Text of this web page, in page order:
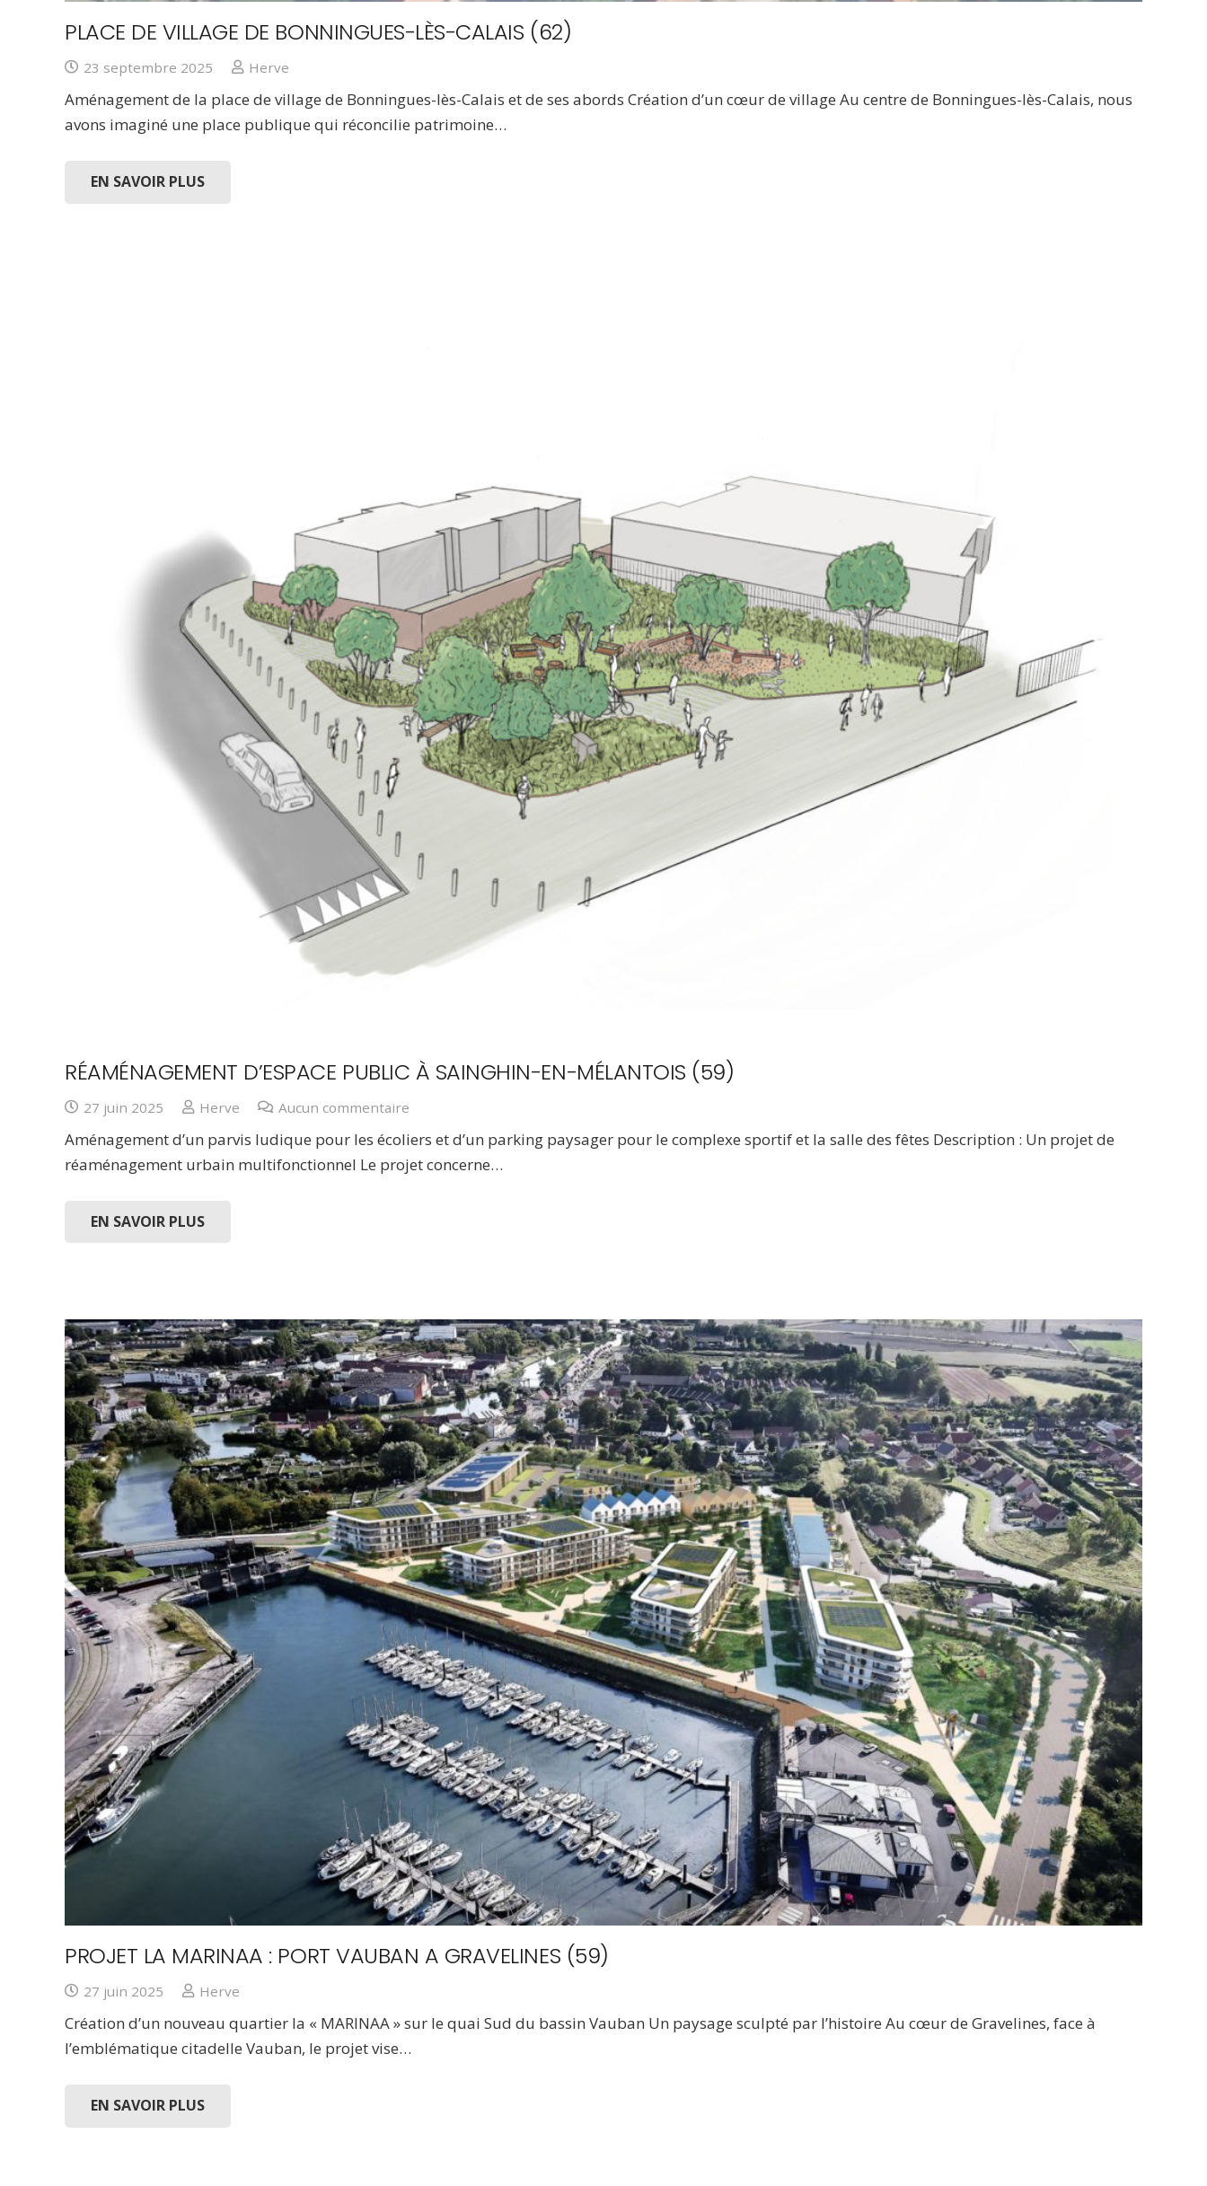
PLACE DE VILLAGE DE BONNINGUES-LÈS-CALAIS (62)
23 septembre 2025 Herve
Aménagement de la place de village de Bonningues-lès-Calais et de ses abords Création d’un cœur de village Au centre de Bonningues-lès-Calais, nous
avons imaginé une place publique qui réconcilie patrimoine…
EN SAVOIR PLUS
RÉAMÉNAGEMENT D’ESPACE PUBLIC À SAINGHIN-EN-MÉLANTOIS (59)
27 juin 2025 Herve Aucun commentaire
Aménagement d’un parvis ludique pour les écoliers et d’un parking paysager pour le complexe sportif et la salle des fêtes Description : Un projet de
réaménagement urbain multifonctionnel Le projet concerne…
EN SAVOIR PLUS
PROJET LA MARINAA : PORT VAUBAN A GRAVELINES (59)
27 juin 2025 Herve
Création d’un nouveau quartier la « MARINAA » sur le quai Sud du bassin Vauban Un paysage sculpté par l’histoire Au cœur de Gravelines, face à
l’emblématique citadelle Vauban, le projet vise…
EN SAVOIR PLUS